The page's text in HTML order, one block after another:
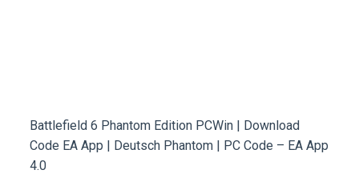
Battlefield 6 Phantom Edition PCWin | Download
Code EA App | Deutsch Phantom | PC Code – EA App
4.0